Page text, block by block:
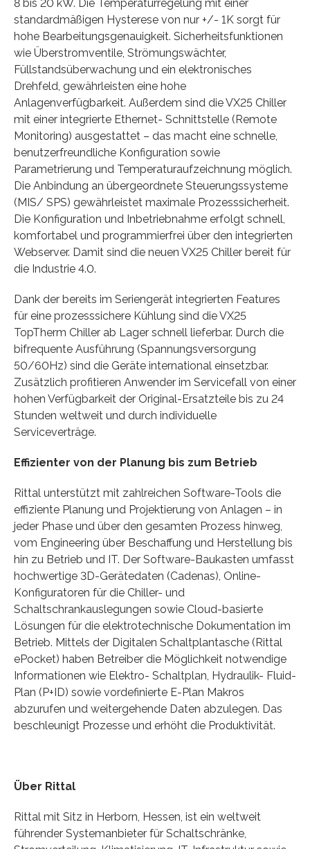
8 bis 20 kW. Die Temperaturregelung mit einer
standardmäßigen Hysterese von nur +/- 1K sorgt für
hohe Bearbeitungsgenauigkeit. Sicherheitsfunktionen
wie Überstromventile, Strömungswächter,
Füllstandsüberwachung und ein elektronisches
Drehfeld, gewährleisten eine hohe
Anlagenverfügbarkeit. Außerdem sind die VX25 Chiller
mit einer integrierte Ethernet- Schnittstelle (Remote
Monitoring) ausgestattet – das macht eine schnelle,
benutzerfreundliche Konfiguration sowie
Parametrierung und Temperaturaufzeichnung möglich.
Die Anbindung an übergeordnete Steuerungssysteme
(MIS/ SPS) gewährleistet maximale Prozesssicherheit.
Die Konfiguration und Inbetriebnahme erfolgt schnell,
komfortabel und programmierfrei über den integrierten
Webserver. Damit sind die neuen VX25 Chiller bereit für
die Industrie 4.0.
Dank der bereits im Seriengerät integrierten Features
für eine prozesssichere Kühlung sind die VX25
TopTherm Chiller ab Lager schnell lieferbar. Durch die
bifrequente Ausführung (Spannungsversorgung
50/60Hz) sind die Geräte international einsetzbar.
Zusätzlich profitieren Anwender im Servicefall von einer
hohen Verfügbarkeit der Original-Ersatzteile bis zu 24
Stunden weltweit und durch individuelle
Serviceverträge.
Effizienter von der Planung bis zum Betrieb
Rittal unterstützt mit zahlreichen Software-Tools die
effiziente Planung und Projektierung von Anlagen – in
jeder Phase und über den gesamten Prozess hinweg,
vom Engineering über Beschaffung und Herstellung bis
hin zu Betrieb und IT. Der Software-Baukasten umfasst
hochwertige 3D-Gerätedaten (Cadenas), Online-
Konfiguratoren für die Chiller- und
Schaltschrankauslegungen sowie Cloud-basierte
Lösungen für die elektrotechnische Dokumentation im
Betrieb. Mittels der Digitalen Schaltplantasche (Rittal
ePocket) haben Betreiber die Möglichkeit notwendige
Informationen wie Elektro- Schaltplan, Hydraulik- Fluid-
Plan (P+ID) sowie vordefinierte E-Plan Makros
abzurufen und weitergehende Daten abzulegen. Das
beschleunigt Prozesse und erhöht die Produktivität.
Über Rittal
Rittal mit Sitz in Herborn, Hessen, ist ein weltweit
führender Systemanbieter für Schaltschränke,